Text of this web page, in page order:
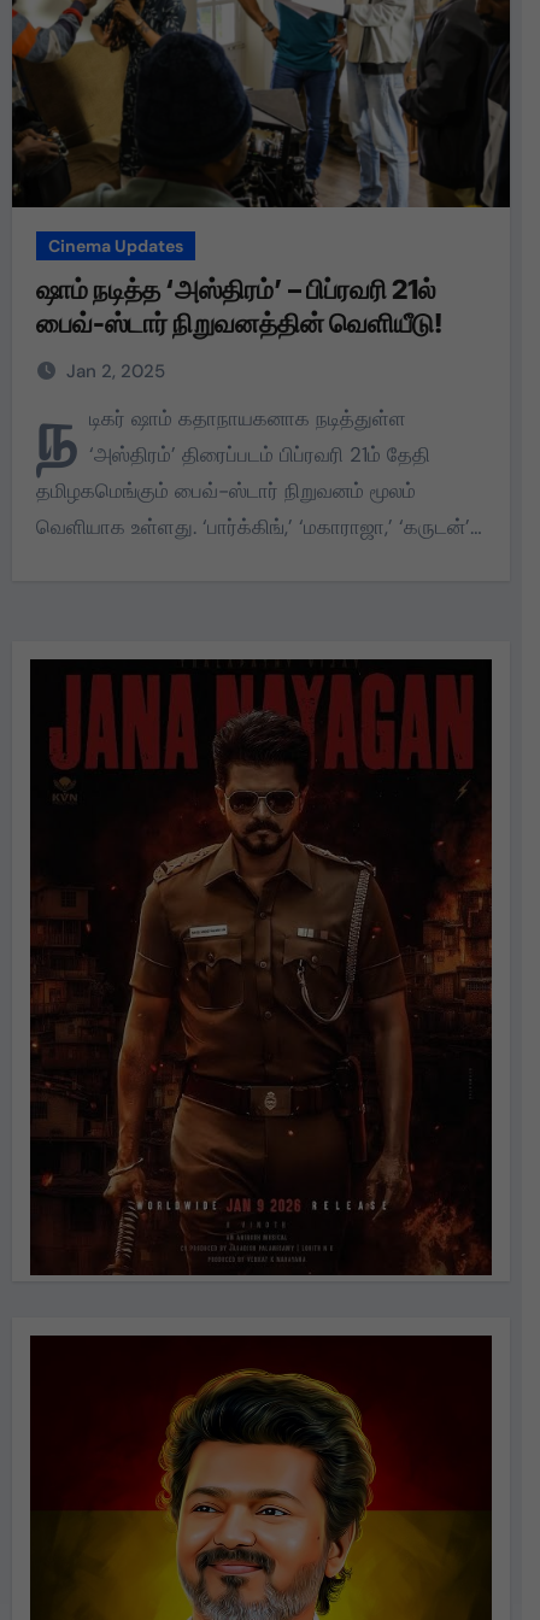
Cinema Updates
ஷாம் நடித்த ‘அஸ்திரம்’ – பிப்ரவரி 21ல்
பைவ்-ஸ்டார் நிறுவனத்தின் வெளியீடு!
Jan 2, 2025
ந டிகர் ஷாம் கதாநாயகனாக நடித்துள்ள
‘அஸ்திரம்’ திரைப்படம் பிப்ரவரி 21ம் தேதி
தமிழகமெங்கும் பைவ்-ஸ்டார் நிறுவனம் மூலம்
வெளியாக உள்ளது. ‘பார்க்கிங்,’ ‘மகாராஜா,’ ‘கருடன்’…